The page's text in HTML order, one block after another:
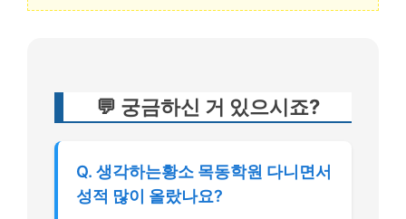
💬 궁금하신 거 있으시죠?
Q. 생각하는황소 목동학원 다니면서
성적 많이 올랐나요?